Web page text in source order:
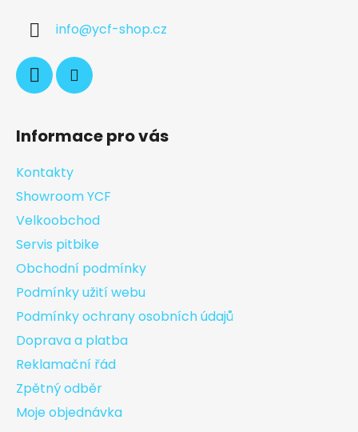
info@ycf-shop.cz
Informace pro vás
Kontakty
Showroom YCF
Velkoobchod
Servis pitbike
Obchodní podmínky
Podmínky užití webu
Podmínky ochrany osobních údajů
Doprava a platba
Reklamační řád
Zpětný odběr
Moje objednávka